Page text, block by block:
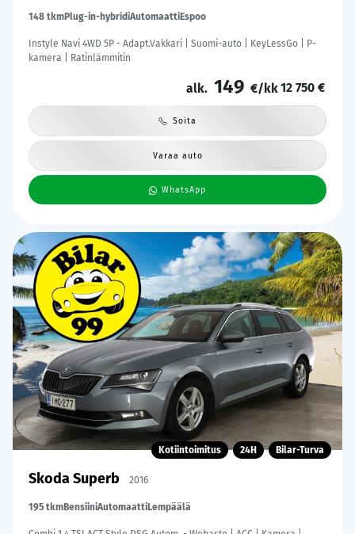
148 tkmPlug-in-hybridiAutomaattiEspoo
Instyle Navi 4WD 5P - Adapt.Vakkari | Suomi-auto | KeyLessGo | P-
kamera | Ratinlämmitin
alk. 149 €/kk12 750 €
Soita
Varaa auto
WhatsApp
Kotiintoimitus 24H Bilar-Turva
Skoda Superb 2016
195 tkmBensiiniAutomaattiLempäälä